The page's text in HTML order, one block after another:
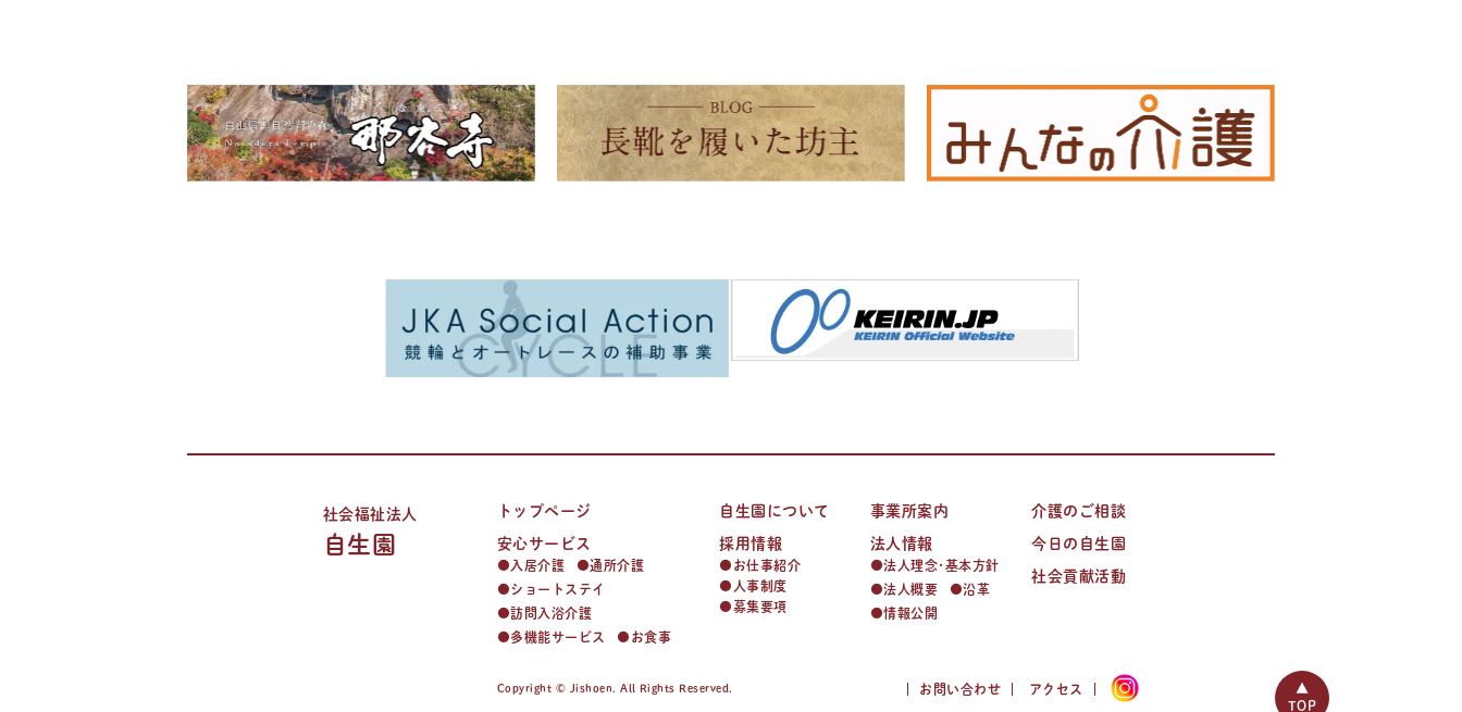
▲
TOP
社会福祉法人
自生園
トップページ
安心サービス
入居介護
通所介護
ショートステイ
訪問入浴介護
多機能サービス
お食事
自生園について
採用情報
お仕事紹介
人事制度
募集要項
事業所案内
法人情報
法人理念･基本方針
法人概要
沿革
情報公開
介護のご相談
今日の自生園
社会貢献活動
お問い合わせ アクセス
Copyright © Jishoen. All Rights Reserved.